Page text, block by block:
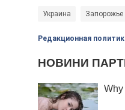
Украина Запорожье
Редакционная